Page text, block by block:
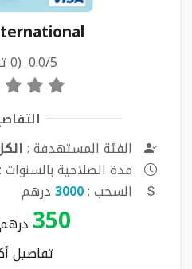
0.0/5 (0 تقييم)
الفئة المستهدفة :
مدة الصلاحية بالسنوات :
السحب :3000درهم
350
تفاصيل